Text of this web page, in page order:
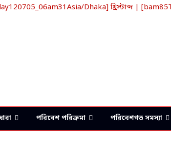
Dhaka] খ্রিস্টাব্দ |
পরিবেশ পরিক্রমা পরিবেশগত সমস্যা